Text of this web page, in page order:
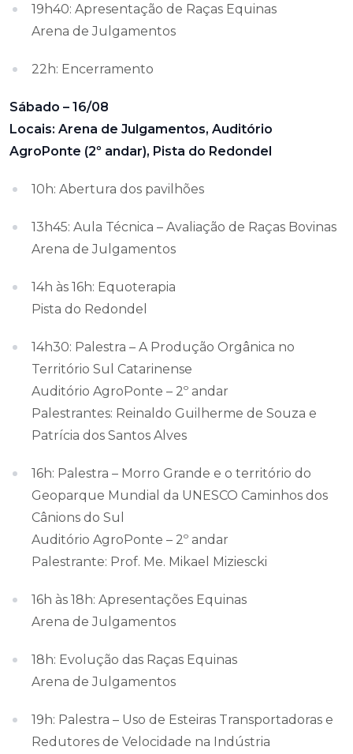
19h40: Apresentação de Raças Equinas
Arena de Julgamentos
22h: Encerramento
Sábado – 16/08
Locais: Arena de Julgamentos, Auditório
AgroPonte (2º andar), Pista do Redondel
10h: Abertura dos pavilhões
13h45: Aula Técnica – Avaliação de Raças Bovinas
Arena de Julgamentos
14h às 16h: Equoterapia
Pista do Redondel
14h30: Palestra – A Produção Orgânica no
Território Sul Catarinense
Auditório AgroPonte – 2º andar
Palestrantes: Reinaldo Guilherme de Souza e
Patrícia dos Santos Alves
16h: Palestra – Morro Grande e o território do
Geoparque Mundial da UNESCO Caminhos dos
Cânions do Sul
Auditório AgroPonte – 2º andar
Palestrante: Prof. Me. Mikael Miziescki
16h às 18h: Apresentações Equinas
Arena de Julgamentos
18h: Evolução das Raças Equinas
Arena de Julgamentos
19h: Palestra – Uso de Esteiras Transportadoras e
Redutores de Velocidade na Indústria